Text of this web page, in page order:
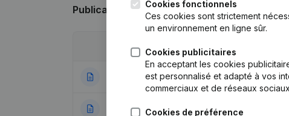
Publicationsde Urban Fitness Liege
Publication
07-04-2023 Statuts (Traduction,
13-07-2016 Demissions,
Cookies fonctionnels
Ces cookies sont strictement
un environnement en ligne sûr.
Cookies publicitaires
En acceptant les cookies
est personnalisé et adapté à vos
commerciaux et de réseaux
Cookies de préférence